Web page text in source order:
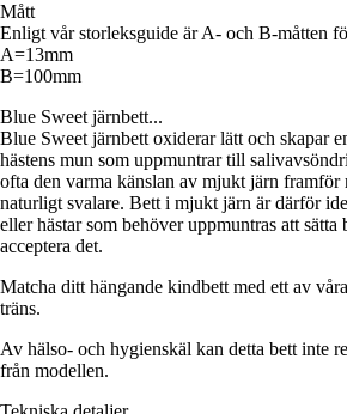
Mått
Enligt vår storleksguide är A- och B-måtten
A=13mm
B=100mm
Blue Sweet järnbett...
Blue Sweet järnbett oxiderar lätt och skapar
hästens mun som uppmuntrar till
ofta den varma känslan av mjukt järn framför
naturligt svalare. Bett i mjukt järn är därför
eller hästar som behöver uppmuntras att sätta
acceptera det.
Matcha ditt hängande kindbett med ett av
träns.
Av hälso- och hygienskäl kan detta bett inte
från modellen.